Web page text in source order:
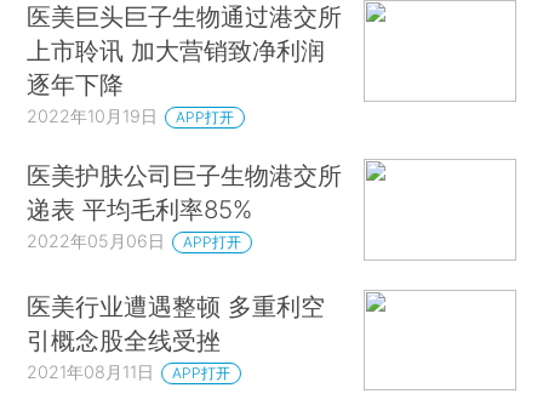
医美巨头巨子生物通过港交所
上市聆讯 加大营销致净利润
逐年下降
2022年10月19日 APP打开
医美护肤公司巨子生物港交所
递表 平均毛利率85%
2022年05月06日 APP打开
医美行业遭遇整顿 多重利空
引概念股全线受挫
2021年08月11日 APP打开